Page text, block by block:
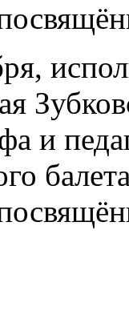
и